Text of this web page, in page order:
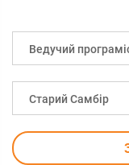
Ведучий
Старий Самбір